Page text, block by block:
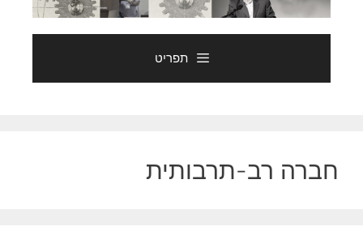
תפריט
חברה רב-תרבותית